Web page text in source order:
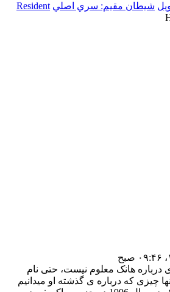
شيطان مقيم: سري اصلي Resident
درباره هانک معلوم نیست، حتی نام
چیزی که درباره ی گذشته او میدانیم